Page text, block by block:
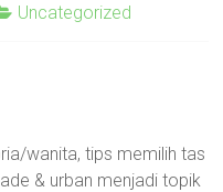
Uncategorized
wanita, tips memilih tas
& urban menjadi topik